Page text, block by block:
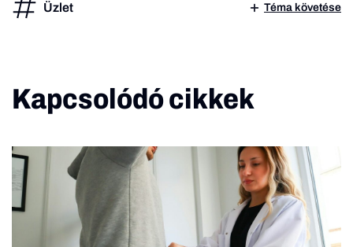
Üzlet Téma követése
Kapcsolódó cikkek